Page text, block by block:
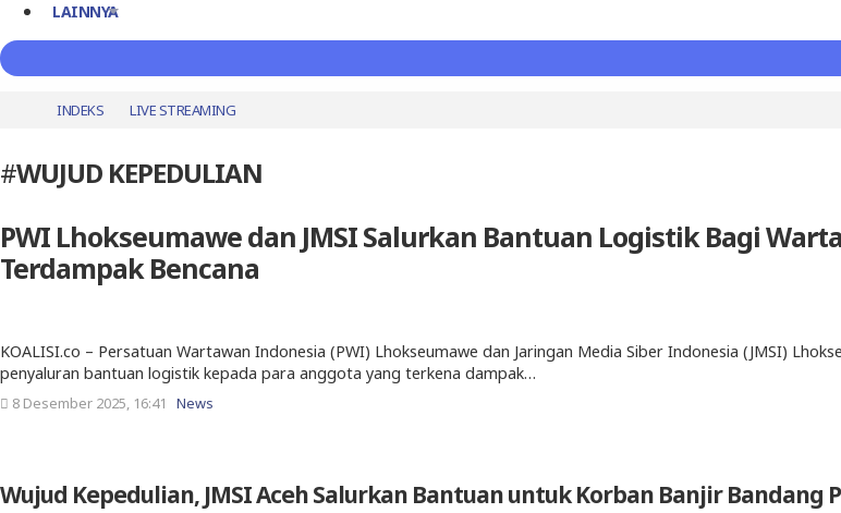
LAINNYA
INDEKS LIVE STREAMING
#WUJUD KEPEDULIAN
PWI Lhokseumawe dan JMSI Salurkan Bantuan Logistik Bagi
Terdampak Bencana
KOALISI.co – Persatuan Wartawan Indonesia (PWI) Lhokseumawe dan Jaringan Media Siber Indonesia (JMSI)
penyaluran bantuan logistik kepada para anggota yang terkena dampak…
8 Desember 2025, 16:41 News
Wujud Kepedulian, JMSI Aceh Salurkan Bantuan untuk Korban Banjir Bandang